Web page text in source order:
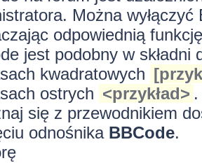
Można
odpowiednią
jest podobny w
kwadratowych
ostrych <przykład>
się z przewodnikiem
odnośnika BBCode.